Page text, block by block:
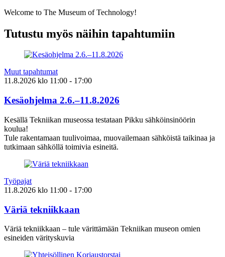
Welcome to The Museum of Technology!
Tutustu myös näihin tapahtumiin
Muut tapahtumat
11.8.2026 klo 11:00 - 17:00
Kesäohjelma 2.6.–11.8.2026
Kesällä Tekniikan museossa testataan Pikku sähköinsinöörin
koulua!
Tule rakentamaan tuulivoimaa, muovailemaan sähköistä taikinaa ja
tutkimaan sähköllä toimivia esineitä.
Työpajat
11.8.2026 klo 11:00 - 17:00
Väriä tekniikkaan
Väriä tekniikkaan – tule värittämään Tekniikan museon omien
esineiden värityskuvia